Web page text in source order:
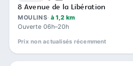
8 Avenue de la Libération
MOULINS à 1,2 km
Ouverte 06h–20h
Prix non actualisés récemment